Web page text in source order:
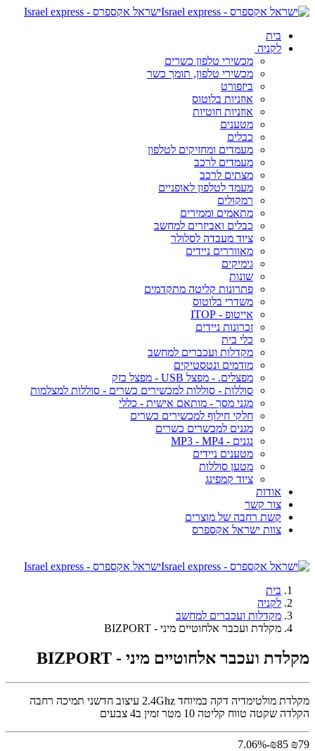
ישראל אקספרס - Israel express
בית
לקניה
מכשירי טלפון כשרים
מכשירי טלפון, תומך כשר
ביזפורט
אוזניות בלוטוס
אוזניות חוטיות
מטענים
כבלים
מעמדים ומחזיקים לטלפון
מעמדים לרכב
מצתים לרכב
מעמד לטלפון לאופניים
רמקולים
מתאמים וממירים
כבלים ואביזרים למחשב
ציוד מעבדה לסלולר
מאווררים ניידים
גימיקים
שונות
פתרונות קליטה מתקדמים
משדרי בלוטוס
אייטופ - ITOP
זכרונות ניידים
כלי בית
מקדלות ועכברים למחשב
מודמים ונטסטיקים
מפצלים. - מפצל USB - מפצל בזק
סוללות - סוללות למכשירים כשרים - סוללות למצלמות
מגני מסך - מותאם אישית - כללי
חלקי חילוף למכשירים כשרים
מגנים למכשרים כשרים
נגנים - MP3 - MP4
מטענים ניידים
מטען סוללות
ציוד קמפינג
אודות
צור קשר
קשת רחבה של מוצרים
צוות ישראל אקספרס
ישראל אקספרס - Israel express
בית
לקניה
מקדלות ועכברים למחשב
מקלדת ועכבר אלחוטיים מיני - BIZPORT
מקלדת ועכבר אלחוטיים מיני - BIZPORT
מקלדת מולטימדיה דקה במיוחד 2.4Ghz עיצוב חדשני תמיכה רחבה
הקלדה שקטה טווח קליטה 10 מטר זמין ב4 צבעים
₪79
₪85
-7.06%